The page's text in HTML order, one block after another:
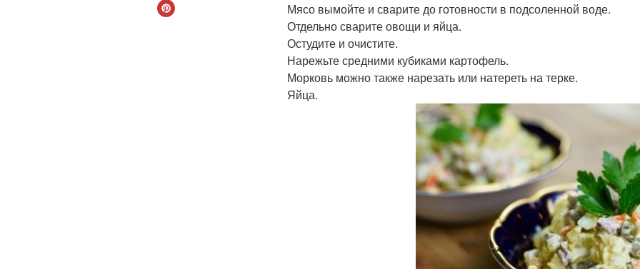
Мясо вымойте и сварите до готовности в подсоленной воде.
Отдельно сварите овощи и яйца.
Остудите и очистите.
Нарежьте средними кубиками картофель.
Морковь можно также нарезать или натереть на терке.
Яйца.